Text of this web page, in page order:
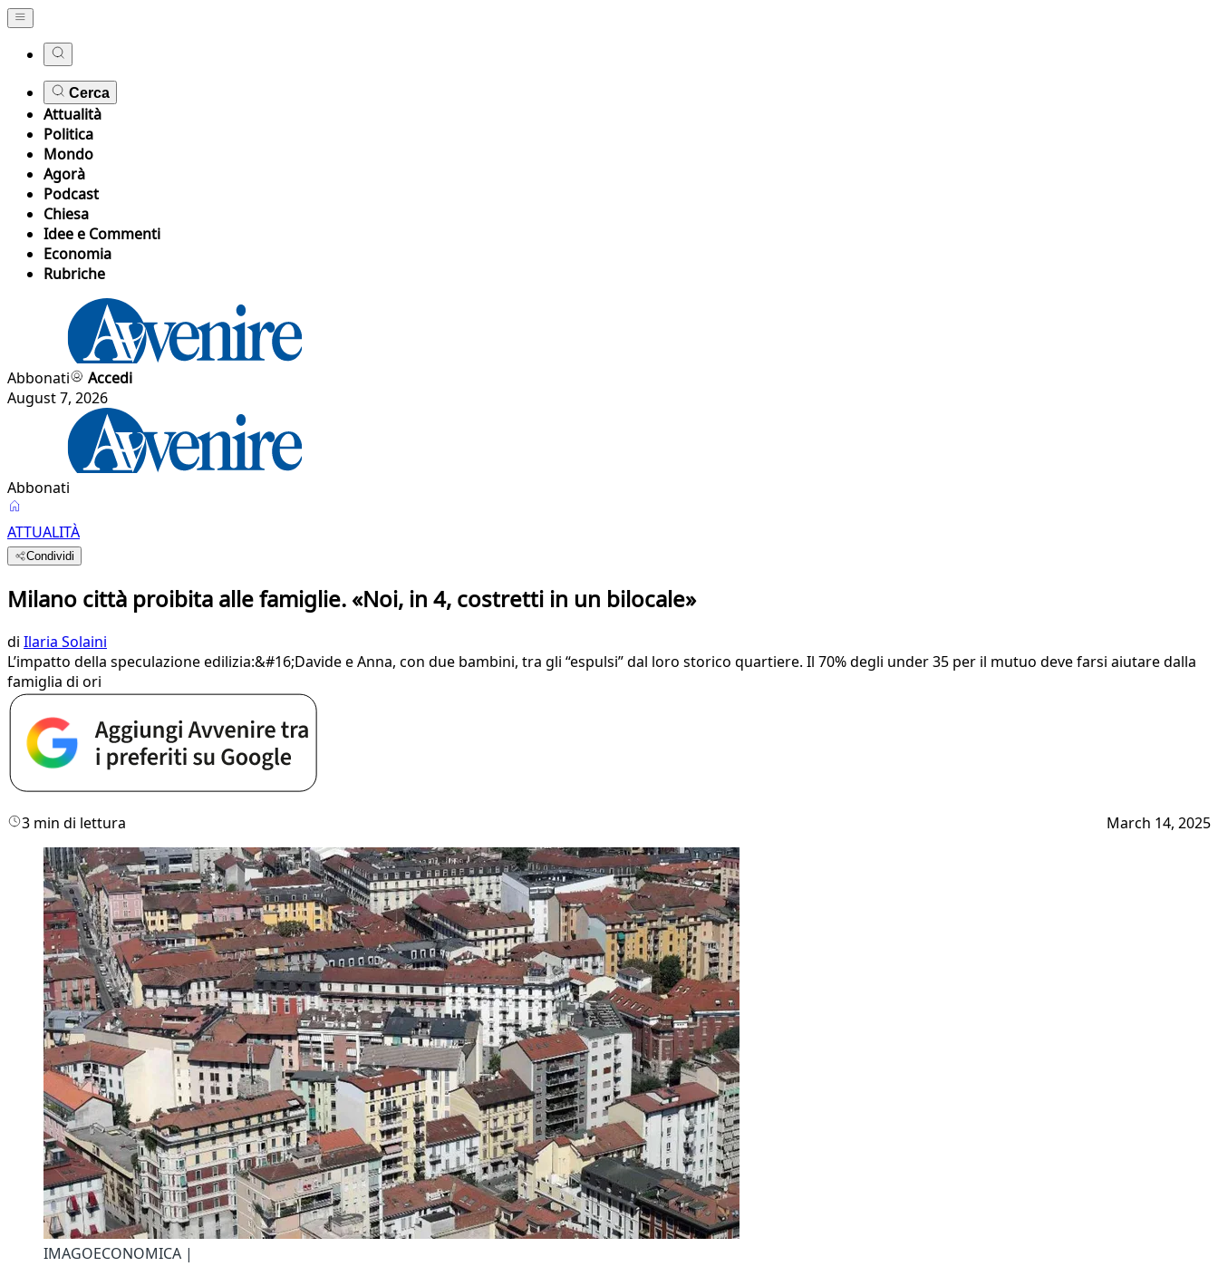
Cerca
Attualità
Politica
Mondo
Agorà
Podcast
Chiesa
Idee e Commenti
Economia
Rubriche
Abbonati
Accedi
August 7, 2026
Abbonati
ATTUALITÀ
Condividi
Milano città proibita alle famiglie. «Noi, in 4, costretti in un bilocale»
di Ilaria Solaini
L’impatto della speculazione edilizia:&#16;Davide e Anna, con due bambini, tra gli “espulsi” dal loro storico quartiere. Il 70% degli under 35 per il mutuo deve farsi aiutare dalla
famiglia di ori
3 min di lettura March 14, 2025
IMAGOECONOMICA |